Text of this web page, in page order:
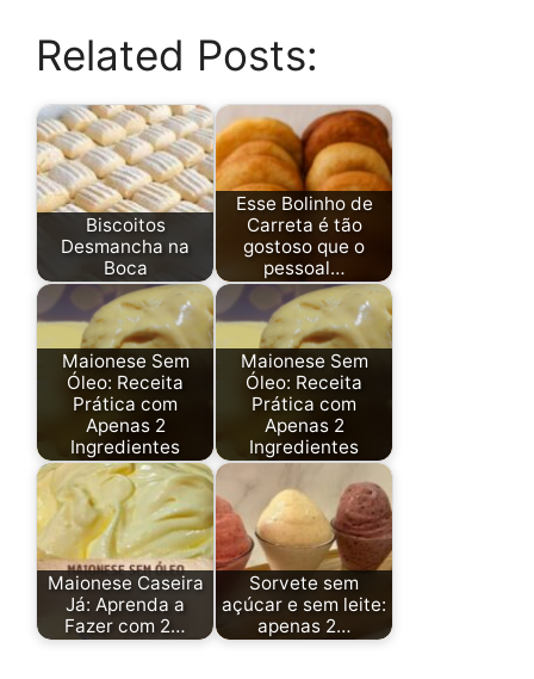
Related Posts:
Biscoitos
Desmancha na
Boca
Esse Bolinho de
Carreta é tão
gostoso que o
pessoal…
Maionese Sem
Óleo: Receita
Prática com
Apenas 2
Ingredientes
Maionese Sem
Óleo: Receita
Prática com
Apenas 2
Ingredientes
Maionese Caseira
Já: Aprenda a
Fazer com 2…
Sorvete sem
açúcar e sem leite:
apenas 2…